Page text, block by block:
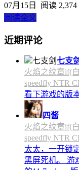
07月15日
阅读 2,374
阅读全文
近期评论
七支剑
火焰之纹章if(
speedfly NTR
看下游戏的版
四酱
火焰之纹章if(
speedfly NTR
太太，一开锁
黑屏死机。 游